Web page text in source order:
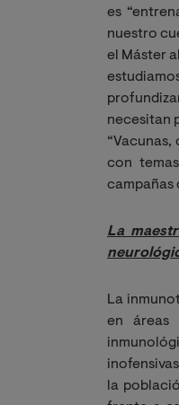
es
nuestro
el Máster
necesitan
con
campañas
La
La
en áreas
la